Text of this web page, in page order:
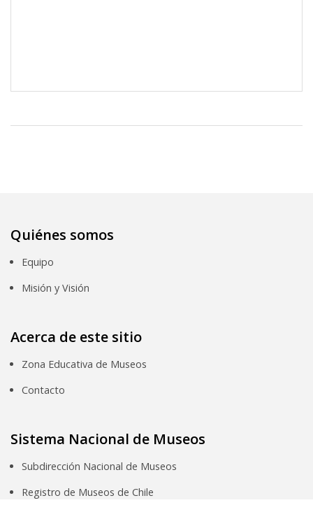
Quiénes somos
Equipo
Misión y Visión
Acerca de este sitio
Zona Educativa de Museos
Contacto
Sistema Nacional de Museos
Subdirección Nacional de Museos
Registro de Museos de Chile